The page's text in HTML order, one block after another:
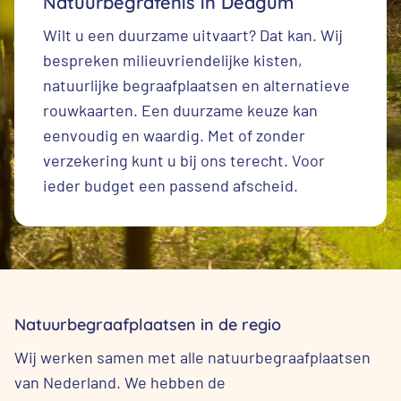
Wilt u een duurzame uitvaart? Dat kan. Wij
bespreken milieuvriendelijke kisten,
natuurlijke begraafplaatsen en alternatieve
rouwkaarten. Een duurzame keuze kan
eenvoudig en waardig. Met of zonder
verzekering kunt u bij ons terecht. Voor
ieder budget een passend afscheid.
Natuurbegraafplaatsen in de regio
Wij werken samen met alle natuurbegraafplaatsen
van Nederland. We hebben de